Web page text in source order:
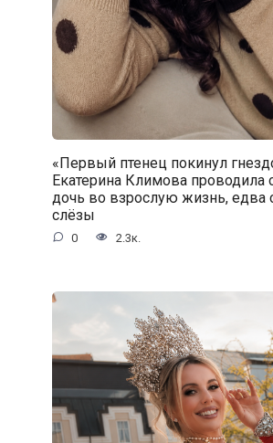
«Первый птенец покинул
Екатерина Климова проводила
дочь во взрослую жизнь, едва
слёзы
0 2.3к.